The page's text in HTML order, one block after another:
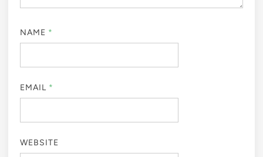
NAME *
EMAIL *
WEBSITE